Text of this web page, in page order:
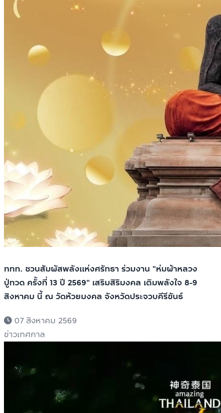
ททท. ชวนสัมผัสพลังแห่งศรัทธา ร่วมงาน "ห่มผ้าหลวง
ปู่ทวด ครั้งที่ 13 ปี 2569" เสริมสิริมงคล เติมพลังใจ 8-9
สิงหาคม นี้ ณ วัดห้วยมงคล จังหวัดประจวบคีรีขันธ์
07 สิงหาคม 2569
ข่าวเทศกาล